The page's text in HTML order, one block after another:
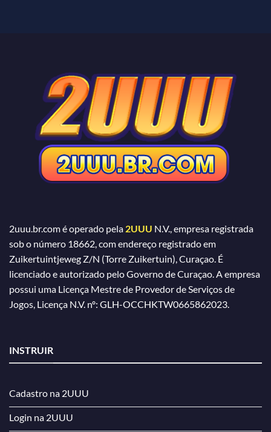
2uuu.br.com é operado pela 2UUU N.V., empresa registrada
sob o número 18662, com endereço registrado em
Zuikertuintjeweg Z/N (Torre Zuikertuin), Curaçao. É
licenciado e autorizado pelo Governo de Curaçao. A empresa
possui uma Licença Mestre de Provedor de Serviços de
Jogos, Licença N.V. nº: GLH-OCCHKTW0665862023.
INSTRUIR
Cadastro na 2UUU
Login na 2UUU